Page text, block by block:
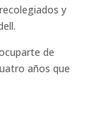
y
de
años que